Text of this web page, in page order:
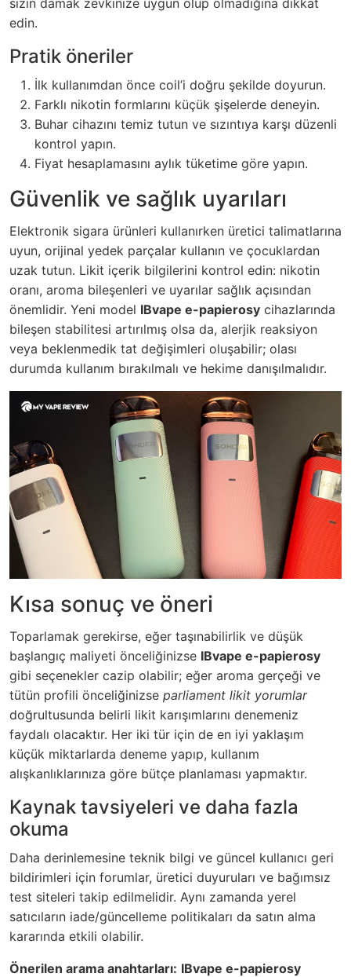
sizin damak zevkinize uygun olup olmadığına dikkat
edin.
Pratik öneriler
İlk kullanımdan önce coil’i doğru şekilde doyurun.
Farklı nikotin formlarını küçük şişelerde deneyin.
Buhar cihazını temiz tutun ve sızıntıya karşı düzenli
kontrol yapın.
Fiyat hesaplamasını aylık tüketime göre yapın.
Güvenlik ve sağlık uyarıları
Elektronik sigara ürünleri kullanırken üretici talimatlarına
uyun, orijinal yedek parçalar kullanın ve çocuklardan
uzak tutun. Likit içerik bilgilerini kontrol edin: nikotin
oranı, aroma bileşenleri ve uyarılar sağlık açısından
önemlidir. Yeni model IBvape e-papierosy cihazlarında
bileşen stabilitesi artırılmış olsa da, alerjik reaksiyon
veya beklenmedik tat değişimleri oluşabilir; olası
durumda kullanım bırakılmalı ve hekime danışılmalıdır.
Kısa sonuç ve öneri
Toparlamak gerekirse, eğer taşınabilirlik ve düşük
başlangıç maliyeti önceliğinizse IBvape e-papierosy
gibi seçenekler cazip olabilir; eğer aroma gerçeği ve
tütün profili önceliğinizse parliament likit yorumlar
doğrultusunda belirli likit karışımlarını denemeniz
faydalı olacaktır. Her iki tür için de en iyi yaklaşım
küçük miktarlarda deneme yapıp, kullanım
alışkanlıklarınıza göre bütçe planlaması yapmaktır.
Kaynak tavsiyeleri ve daha fazla
okuma
Daha derinlemesine teknik bilgi ve güncel kullanıcı geri
bildirimleri için forumlar, üretici duyuruları ve bağımsız
test siteleri takip edilmelidir. Aynı zamanda yerel
satıcıların iade/güncelleme politikaları da satın alma
kararında etkili olabilir.
Önerilen arama anahtarları: IBvape e-papierosy